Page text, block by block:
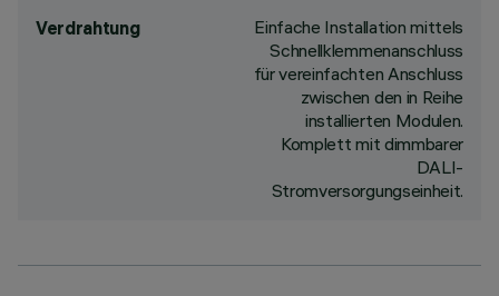
Verdrahtung
Einfache Installation mittels
Schnellklemmenanschluss
für vereinfachten Anschluss
zwischen den in Reihe
installierten Modulen.
Komplett mit dimmbarer
DALI-
Stromversorgungseinheit.